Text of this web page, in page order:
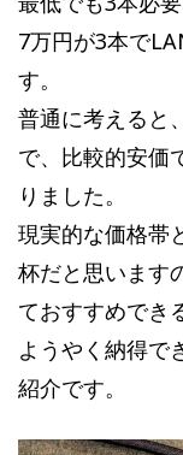
7万円が3本で
す。
普通に考えると
で、比較的安価
りました。
現実的な価格帯
杯だと思います
ておすすめでき
ようやく納得で
紹介です。